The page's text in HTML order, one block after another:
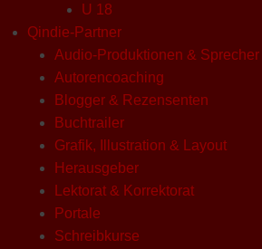
U 18
Qindie-Partner
Audio-Produktionen & Sprecher
Autorencoaching
Blogger & Rezensenten
Buchtrailer
Grafik, Illustration & Layout
Herausgeber
Lektorat & Korrektorat
Portale
Schreibkurse